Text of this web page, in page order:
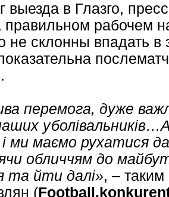
выезда в Глазго,
правильном рабочем
не склонны впадать
перемога, дуже
і ми маємо рухатися
обличчям до
та йти далі», –
(